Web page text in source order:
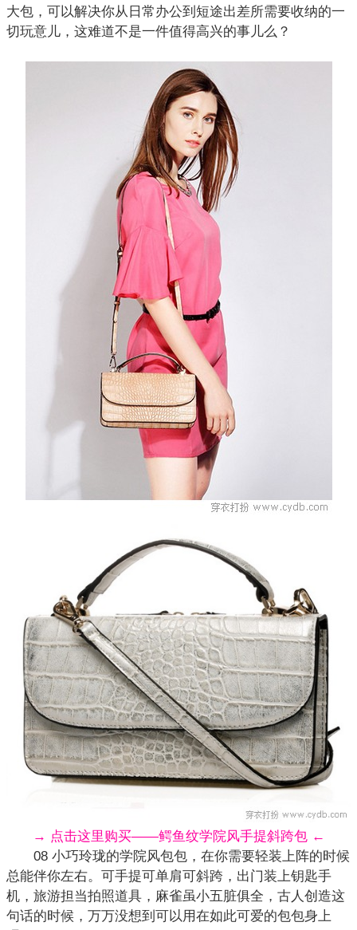
大包，可以解决你从日常办公到短途出差所需要收纳的一
切玩意儿，这难道不是一件值得高兴的事儿么？
→ 点击这里购买——鳄鱼纹学院风手提斜跨包 ←
08 小巧玲珑的学院风包包，在你需要轻装上阵的时候
总能伴你左右。可手提可单肩可斜跨，出门装上钥匙手
机，旅游担当拍照道具，麻雀虽小五脏俱全，古人创造这
句话的时候，万万没想到可以用在如此可爱的包包身上